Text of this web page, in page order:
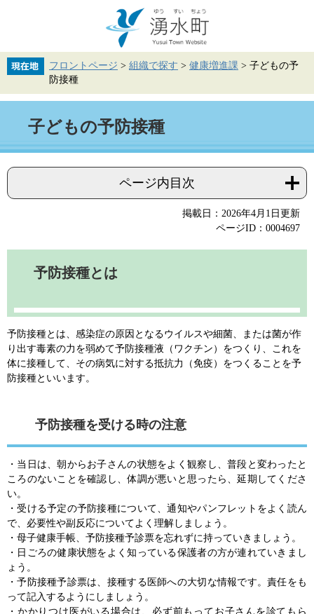
先
す。
を
し
フロントページ > 組織で探す > 健康増進課 > 子どもの予
防接種
子どもの予防接種
ページ内目次
掲載日：2026年4月1日更新
ページID：0004697
予防接種とは
予防接種とは、感染症の原因となるウイルスや細菌、または菌が作
り出す毒素の力を弱めて予防接種液（ワクチン）をつくり、これを
体に接種して、その病気に対する抵抗力（免疫）をつくることを予
防接種といいます。
予防接種を受ける時の注意
・当日は、朝からお子さんの状態をよく観察し、普段と変わったと
ころのないことを確認し、体調が悪いと思ったら、延期してくださ
い。
・受ける予定の予防接種について、通知やパンフレットをよく読ん
で、必要性や副反応についてよく理解しましょう。
・母子健康手帳、予防接種予診票を忘れずに持っていきましょう。
・日ごろの健康状態をよく知っている保護者の方が連れていきまし
ょう。
・予防接種予診票は、接種する医師への大切な情報です。責任をも
って記入するようにしましょう。
・かかりつけ医がいる場合は、必ず前もってお子さんを診てもら